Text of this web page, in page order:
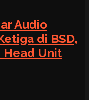
Audio
di BSD,
Head Unit